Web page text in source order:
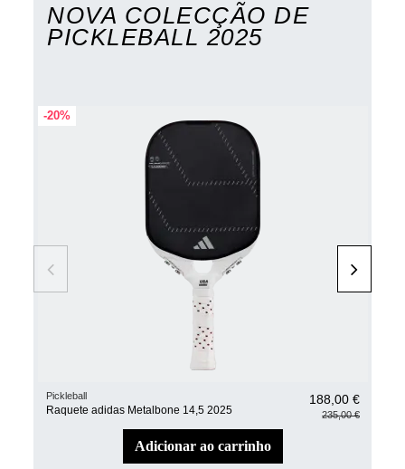
NOVA COLECÇÃO DE
PICKLEBALL 2025
-20%
Pickleball
Raquete adidas Metalbone 14,5 2025
188,00 €
235,00 €
adicionar ao carrinho